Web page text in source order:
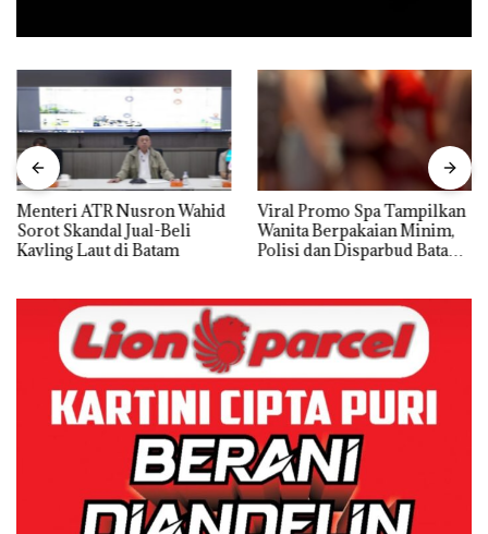
Menteri ATR Nusron Wahid
Sorot Skandal Jual-Beli
Kavling Laut di Batam
Viral Promo Spa Tampilkan
Wanita Berpakaian Minim,
Polisi dan Disparbud Batam